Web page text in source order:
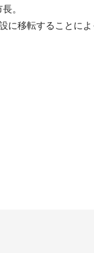
。
移転することに